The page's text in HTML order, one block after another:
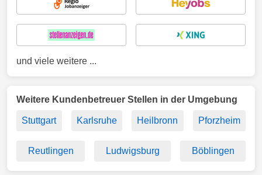
und viele weitere ...
Weitere Kundenbetreuer Stellen in der Umgebung
Stuttgart Karlsruhe Heilbronn Pforzheim
Reutlingen Ludwigsburg Böblingen